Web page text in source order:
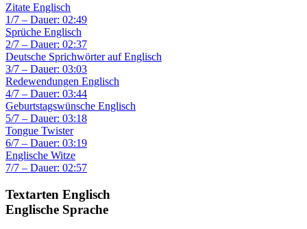
Zitate Englisch
1/7 – Dauer: 02:49
Sprüche Englisch
2/7 – Dauer: 02:37
Deutsche Sprichwörter auf Englisch
3/7 – Dauer: 03:03
Redewendungen Englisch
4/7 – Dauer: 03:44
Geburtstagswünsche Englisch
5/7 – Dauer: 03:18
Tongue Twister
6/7 – Dauer: 03:19
Englische Witze
7/7 – Dauer: 02:57
Textarten Englisch
Englische Sprache